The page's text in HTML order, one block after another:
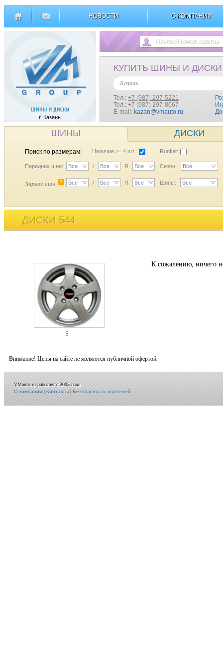
НОВОСТИ О КОМПАНИИ
г. Казань
КУПИТЬ ШИНЫ И ДИСКИ
Казань
Тел.: +7 (987) 297-5221
Тел.: +7 (987) 297-8067
E-mail: kazan@vmauto.ru
ШИНЫ ДИСКИ
Поиск по размерам: Наличие >= 4 шт.: Runflat:
Передних шин: Все / Все R Все Сезон: Все
Задних шин: ? Все / Все R Все Шипы: Все
ДИСКИ 544
S
К сожалению, ничего
Внимание! Цены на сайте не являются публичной офертой.
VMauto.ru работает с 2005 года.
О компании|Контакты|Безопасность платежей